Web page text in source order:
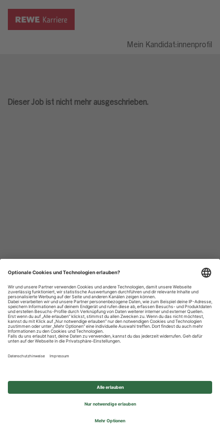
Mein Kandidat:innenprofil
Dieser Job ist nicht mehr ausgeschrieben.
Datenschutzhinweise
Impressum
Privatsphäre-Einstellungen
© 2026 REWE Group - All rights reserved